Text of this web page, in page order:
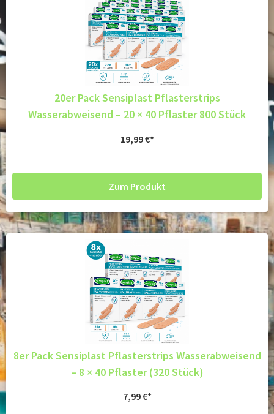
20er Pack Sensiplast Pflasterstrips
Wasserabweisend – 20 × 40 Pflaster 800 Stück
19,99€
Zum Produkt
8er Pack Sensiplast Pflasterstrips Wasserabweisend
– 8 × 40 Pflaster (320 Stück)
7,99€